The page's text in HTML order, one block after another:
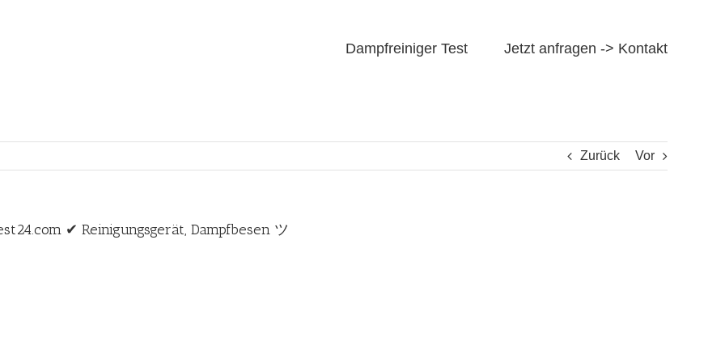
Dampfreiniger Test Jetzt anfragen -> Kontakt
Zurück Vor
✔ Reinigungsgerät, Dampfbesen ツ